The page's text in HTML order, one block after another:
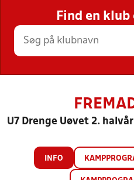
STILLINGER,
Find en
U7 Drenge Uøvet 2.
INFO